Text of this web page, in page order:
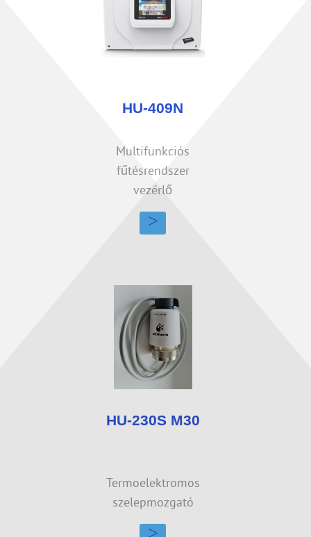
HU-409N
Multifunkciós
fűtésrendszer
vezérlő
>
HU-230S M30
Termoelektromos
szelepmozgató